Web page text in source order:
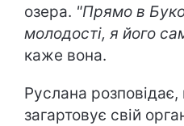
озера. "Прямо в
молодості, я його
каже вона.
Руслана
загартовує свій